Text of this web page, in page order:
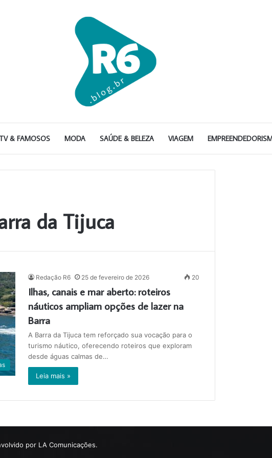
& FAMOSOS MODA SAÚDE & BELEZA VIAGEM
da Tijuca
Redação R6 25 de fevereiro de 2026 20
Ilhas, canais e mar aberto: roteiros
náuticos ampliam opções de lazer na
Barra
A Barra da Tijuca tem reforçado sua vocação para o
turismo náutico, oferecendo roteiros que exploram
desde águas calmas de…
Leia mais »
por LA Comunicações.